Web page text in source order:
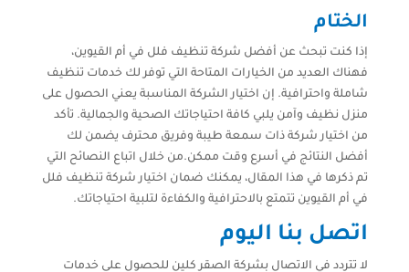
الختام
إذا كنت تبحث عن أفضل شركة تنظيف فلل في أم القيوين،
فهناك العديد من الخيارات المتاحة التي توفر لك خدمات تنظيف
شاملة واحترافية. إن اختيار الشركة المناسبة يعني الحصول على
منزل نظيف وآمن يلبي كافة احتياجاتك الصحية والجمالية. تأكد
من اختيار شركة ذات سمعة طيبة وفريق محترف يضمن لك
أفضل النتائج في أسرع وقت ممكن.من خلال اتباع النصائح التي
تم ذكرها في هذا المقال، يمكنك ضمان اختيار شركة تنظيف فلل
في أم القيوين تتمتع بالاحترافية والكفاءة لتلبية احتياجاتك.
اتصل بنا اليوم
لا تتردد في الاتصال بشركة الصقر كلين للحصول على خدمات